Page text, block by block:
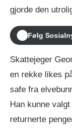
gjorde den
Følg
Skattejeger
en rekke likes
safe fra
Han kunne
returnerte